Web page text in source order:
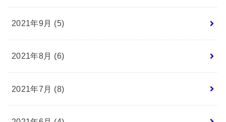
2021年9月 (5)
2021年8月 (6)
2021年7月 (8)